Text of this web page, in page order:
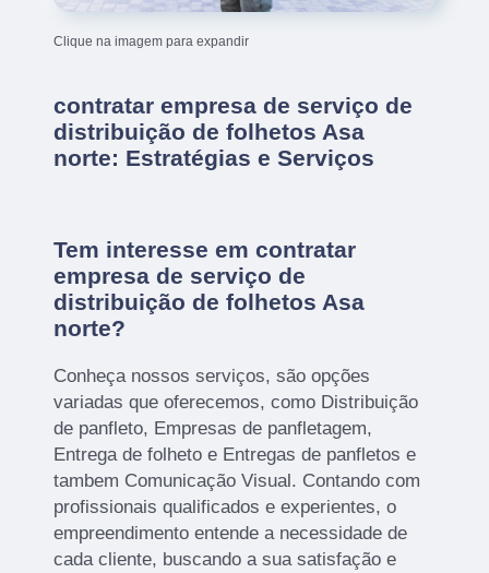
Clique na imagem para expandir
contratar empresa de serviço de
distribuição de folhetos Asa
norte: Estratégias e Serviços
Tem interesse em contratar
empresa de serviço de
distribuição de folhetos Asa
norte?
Conheça nossos serviços, são opções
variadas que oferecemos, como Distribuição
de panfleto, Empresas de panfletagem,
Entrega de folheto e Entregas de panfletos e
tambem Comunicação Visual. Contando com
profissionais qualificados e experientes, o
empreendimento entende a necessidade de
cada cliente, buscando a sua satisfação e